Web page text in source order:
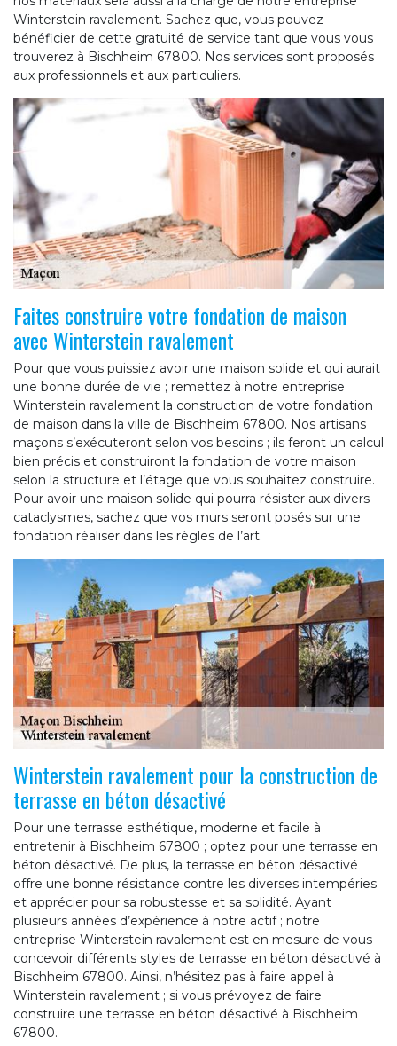
Winterstein ravalement. Sachez que, vous pouvez
bénéficier de cette gratuité de service tant que vous vous
trouverez à Bischheim 67800. Nos services sont proposés
aux professionnels et aux particuliers.
Faites construire votre fondation de maison
avec Winterstein ravalement
Pour que vous puissiez avoir une maison solide et qui aurait
une bonne durée de vie ; remettez à notre entreprise
Winterstein ravalement la construction de votre fondation
de maison dans la ville de Bischheim 67800. Nos artisans
maçons s’exécuteront selon vos besoins ; ils feront un calcul
bien précis et construiront la fondation de votre maison
selon la structure et l’étage que vous souhaitez construire.
Pour avoir une maison solide qui pourra résister aux divers
cataclysmes, sachez que vos murs seront posés sur une
fondation réaliser dans les règles de l’art.
Winterstein ravalement pour la construction de
terrasse en béton désactivé
Pour une terrasse esthétique, moderne et facile à
entretenir à Bischheim 67800 ; optez pour une terrasse en
béton désactivé. De plus, la terrasse en béton désactivé
offre une bonne résistance contre les diverses intempéries
et apprécier pour sa robustesse et sa solidité. Ayant
plusieurs années d’expérience à notre actif ; notre
entreprise Winterstein ravalement est en mesure de vous
concevoir différents styles de terrasse en béton désactivé à
Bischheim 67800. Ainsi, n’hésitez pas à faire appel à
Winterstein ravalement ; si vous prévoyez de faire
construire une terrasse en béton désactivé à Bischheim
67800.